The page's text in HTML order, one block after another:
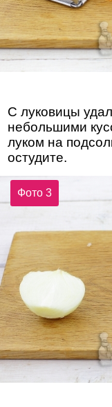
С луковицы
небольшими
луком на
остудите.
Фото 3